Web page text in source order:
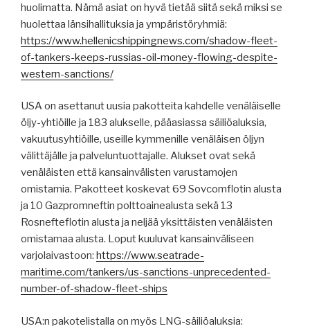
huolimatta. Nämä asiat on hyvä tietää siitä sekä miksi se
huolettaa länsihallituksia ja ympäristöryhmiä:
https://www.hellenicshippingnews.com/shadow-fleet-
of-tankers-keeps-russias-oil-money-flowing-despite-
western-sanctions/
USA on asettanut uusia pakotteita kahdelle venäläiselle
öljy-yhtiöille ja 183 alukselle, pääasiassa säiliöaluksia,
vakuutusyhtiöille, useille kymmenille venäläisen öljyn
välittäjälle ja palveluntuottajalle. Alukset ovat sekä
venäläisten että kansainvälisten varustamojen
omistamia. Pakotteet koskevat 69 Sovcomflotin alusta
ja 10 Gazpromneftin polttoainealusta sekä 13
Rosnefteflotin alusta ja neljää yksittäisten venäläisten
omistamaa alusta. Loput kuuluvat kansainväliseen
varjolaivastoon: https://www.seatrade-
maritime.com/tankers/us-sanctions-unprecedented-
number-of-shadow-fleet-ships
USA:n pakotelistalla on myös LNG-säiliöaluksia: